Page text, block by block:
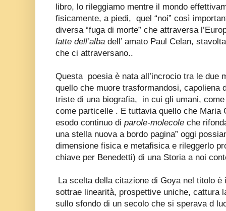
libro, lo rileggiamo mentre il mondo
fisicamente, a piedi, quel “noi” così
diversa “fuga di morte” che attraversa
latte dell’alba dell’ amato Paul Celan,
che ci attraversano..
Questa poesia è nata all’incrocio tra le due
quello che muore trasformandosi, capoliena
triste di una biografia, in cui gli umani,
come particelle . E tuttavia quello che Maria
esodo continuo di parole-molecole che
una stella nuova a bordo pagina” oggi
dimensione fisica e metafisica e rileggerlo
chiave per Benedetti) di una Storia a noi
La scelta della citazione di Goya nel titolo
sottrae linearità, prospettive uniche, cattura
sullo sfondo di un secolo che si sperava d